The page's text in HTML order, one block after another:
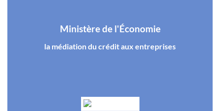
Ministère de l'Économie
la médiation du crédit aux entreprises